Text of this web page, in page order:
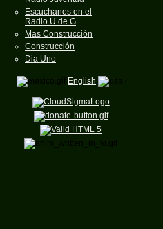
Escuchanos en el
Radio U de G
Mas Construcción
Construcción
Dia Uno
English